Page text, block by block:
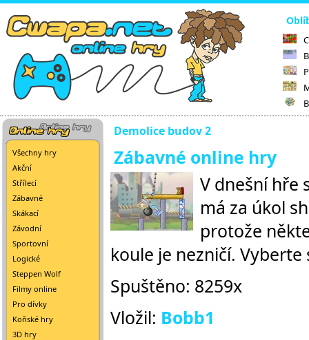
Všechny hry
Akční
Střílecí
Zábavné
Skákací
Závodní
Sportovní
Logické
Steppen Wolf
Filmy online
Pro dívky
Koňské hry
3D hry
Demolice budov 2
Zábavné online hry
V dnešní hře
má za úkol
protože
koule je nezničí.
Spuštěno: 8259x
Vložil: Bobb1